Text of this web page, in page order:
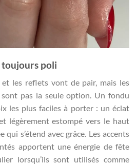
toujours poli
et les reflets vont de pair, mais les
pas la seule option. Un fondu
les plus faciles à porter : un éclat
légèrement estompé vers le haut
s’étend avec grâce. Les accents
apportent une énergie de fête
lorsqu’ils sont utilisés comme